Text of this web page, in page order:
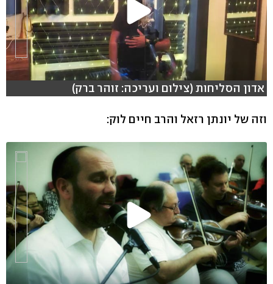
אדון הסליחות (צילום ועריכה: זוהר ברק)
וזה של יונתן רזאל והרב חיים לוק: